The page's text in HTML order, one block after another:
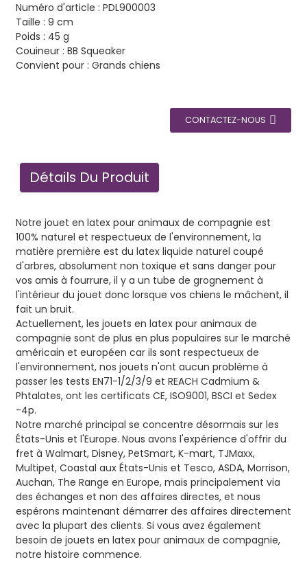
Numéro d'article : PDL900003
Taille : 9 cm
Poids : 45 g
Couineur : BB Squeaker
Convient pour : Grands chiens
CONTACTEZ-NOUS
Détails Du Produit
Notre jouet en latex pour animaux de compagnie est
100% naturel et respectueux de l'environnement, la
matière première est du latex liquide naturel coupé
d'arbres, absolument non toxique et sans danger pour
vos amis à fourrure, il y a un tube de grognement à
l'intérieur du jouet donc lorsque vos chiens le mâchent, il
fait un bruit.
Actuellement, les jouets en latex pour animaux de
compagnie sont de plus en plus populaires sur le marché
américain et européen car ils sont respectueux de
l'environnement, nos jouets n'ont aucun problème à
passer les tests EN71-1/2/3/9 et REACH Cadmium &
Phtalates, ont les certificats CE, ISO9001, BSCI et Sedex
-4p.
Notre marché principal se concentre désormais sur les
États-Unis et l'Europe. Nous avons l'expérience d'offrir du
fret à Walmart, Disney, PetSmart, K-mart, TJMaxx,
Multipet, Coastal aux États-Unis et Tesco, ASDA, Morrison,
Auchan, The Range en Europe, mais principalement via
des échanges et non des affaires directes, et nous
espérons maintenant démarrer des affaires directement
avec la plupart des clients. Si vous avez également
besoin de jouets en latex pour animaux de compagnie,
notre histoire commence.